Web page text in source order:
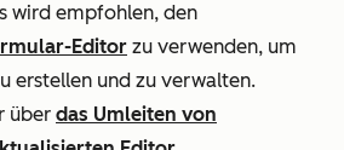
wird empfohlen, den
Editor zu verwenden, um
erstellen und zu verwalten.
über das Umleiten von